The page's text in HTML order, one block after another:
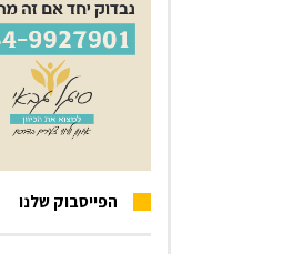
הפייסבוק שלנו